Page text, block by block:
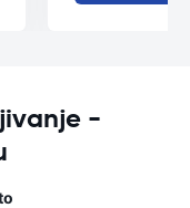
-